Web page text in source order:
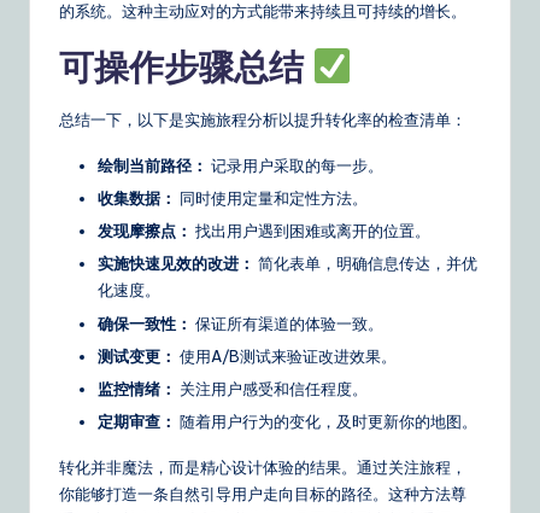
的系统。这种主动应对的方式能带来持续且可持续的增长。
可操作步骤总结
总结一下，以下是实施旅程分析以提升转化率的检查清单：
绘制当前路径： 记录用户采取的每一步。
收集数据： 同时使用定量和定性方法。
发现摩擦点： 找出用户遇到困难或离开的位置。
实施快速见效的改进： 简化表单，明确信息传达，并优
化速度。
确保一致性： 保证所有渠道的体验一致。
测试变更： 使用A/B测试来验证改进效果。
监控情绪： 关注用户感受和信任程度。
定期审查： 随着用户行为的变化，及时更新你的地图。
转化并非魔法，而是精心设计体验的结果。通过关注旅程，
你能够打造一条自然引导用户走向目标的路径。这种方法尊